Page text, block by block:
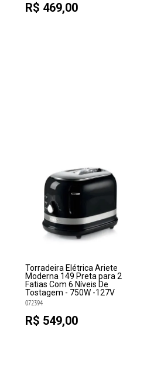
R$ 469,00
Torradeira Elétrica Ariete
Moderna 149 Preta para 2
Fatias Com 6 Níveis De
Tostagem - 750W -127V
072394
R$ 549,00